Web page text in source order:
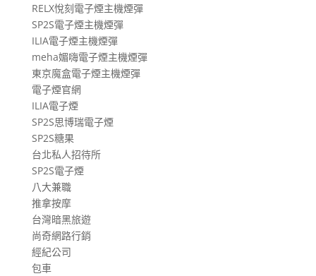
RELX悅刻電子煙主機煙彈
SP2S電子煙主機煙彈
ILIA電子煙主機煙彈
meha媚嗨電子煙主機煙彈
東京魔盒電子煙主機煙彈
電子煙官網
ILIA電子煙
SP2S思博瑞電子煙
SP2S糖果
台北私人招待所
SP2S電子煙
八大兼職
推拿按摩
台灣暗黑旅遊
尚奇網路行銷
經紀公司
包車